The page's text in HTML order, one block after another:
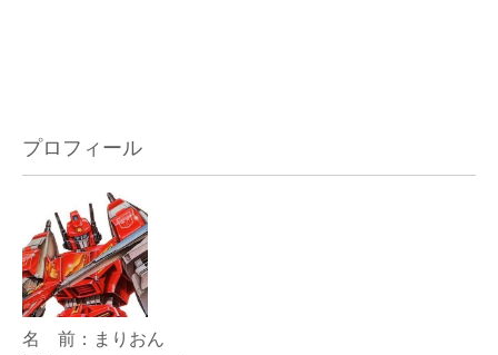
プロフィール
名 前：まりおん